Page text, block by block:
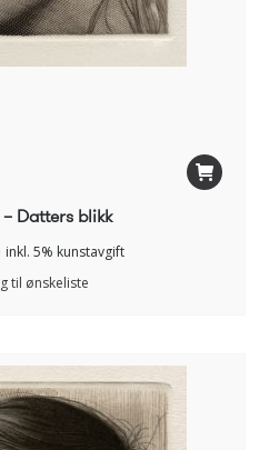
Datters blikk
inkl. 5% kunstavgift
til ønskeliste